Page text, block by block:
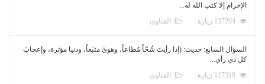
الإحرام إلا كتب الله له...
الفتاوى
السؤال السابع: حديث: (إذا رأيتَ شُحّاً مُطاعاً، وهوىً متبَعاً، ودنيا مؤثرة، وإعجابَ
كل ذي رأي...
الفتاوى